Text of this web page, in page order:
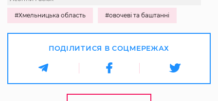
#Хмельницька область #овочеві та баштанні
ПОДІЛИТИСЯ В СОЦМЕРЕЖАХ